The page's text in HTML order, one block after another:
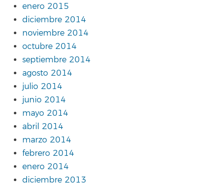
enero 2015
diciembre 2014
noviembre 2014
octubre 2014
septiembre 2014
agosto 2014
julio 2014
junio 2014
mayo 2014
abril 2014
marzo 2014
febrero 2014
enero 2014
diciembre 2013